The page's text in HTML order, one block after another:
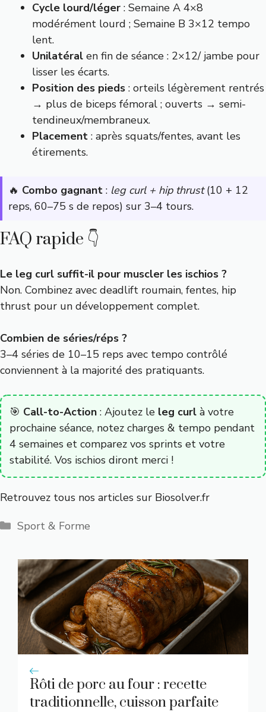
Cycle lourd/léger : Semaine A 4×8
modérément lourd ; Semaine B 3×12 tempo
lent.
Unilatéral en fin de séance : 2×12/ jambe pour
lisser les écarts.
Position des pieds : orteils légèrement rentrés
→ plus de biceps fémoral ; ouverts → semi-
tendineux/membraneux.
Placement : après squats/fentes, avant les
étirements.
🔥 Combo gagnant : leg curl + hip thrust(10 + 12
reps, 60–75 s de repos) sur 3–4 tours.
FAQ rapide 👇
Le leg curl suffit-il pour muscler les ischios ?
Non. Combinez avec deadlift roumain, fentes, hip
thrust pour un développement complet.
Combien de séries/réps ?
3–4 séries de 10–15 reps avec tempo contrôlé
conviennent à la majorité des pratiquants.
🎯 Call-to-Action : Ajoutez le leg curl à votre
prochaine séance, notez charges & tempo pendant
4 semaines et comparez vos sprints et votre
stabilité. Vos ischios diront merci !
Retrouvez tous nos articles sur Biosolver.fr
Catégories
Sport & Forme
Rôti de porc au four : recette
traditionnelle, cuisson parfaite